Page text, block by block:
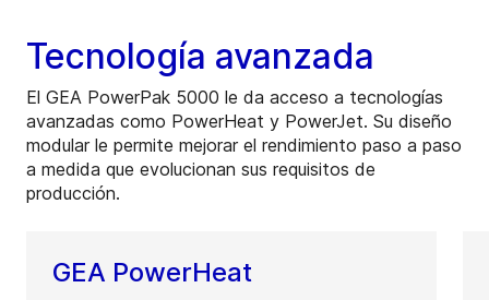
Tecnología avanzada
El GEA PowerPak 5000 le da acceso a tecnologías
avanzadas como PowerHeat y PowerJet. Su diseño
modular le permite mejorar el rendimiento paso a paso
a medida que evolucionan sus requisitos de
producción.
GEA PowerHeat